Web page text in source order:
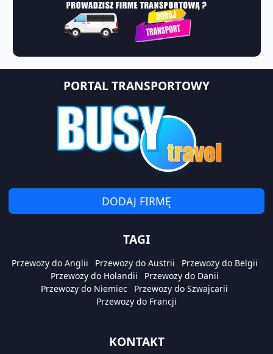
PORTAL TRANSPORTOWY
DODAJ FIRMĘ
TAGI
Przewozy do Anglii Przewozy do Austrii
Przewozy do Belgii
Przewozy do Holandii
Przewozy do Danii
Przewozy do Niemiec
Przewozy do Szwajcarii
Przewozy do Francji
KONTAKT